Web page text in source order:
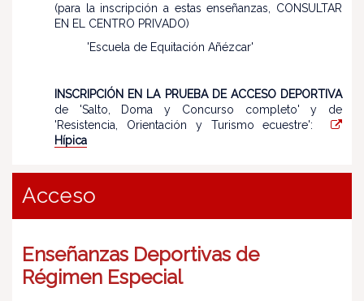
(para la inscripción a estas enseñanzas, CONSULTAR
EN EL CENTRO PRIVADO)
'Escuela de Equitación Añézcar'
INSCRIPCIÓN EN LA PRUEBA DE ACCESO DEPORTIVA
de 'Salto, Doma y Concurso completo' y de
'Resistencia, Orientación y Turismo ecuestre':
Hípica
Acceso
Enseñanzas Deportivas de
Régimen Especial